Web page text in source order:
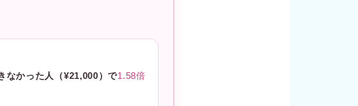
なかった人（¥21,000）で1.58倍